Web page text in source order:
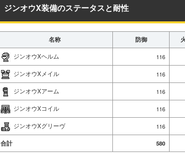
ジンオウX装備のステータスと耐性
名称 防御
ジンオウXヘルム 116
ジンオウXメイル 116
ジンオウXアーム 116
ジンオウXコイル 116
ジンオウXグリーヴ 116
合計 580